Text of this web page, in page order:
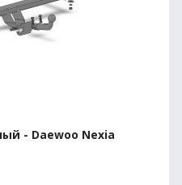
- Daewoo Nexia